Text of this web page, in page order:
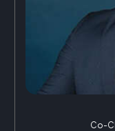
Co-